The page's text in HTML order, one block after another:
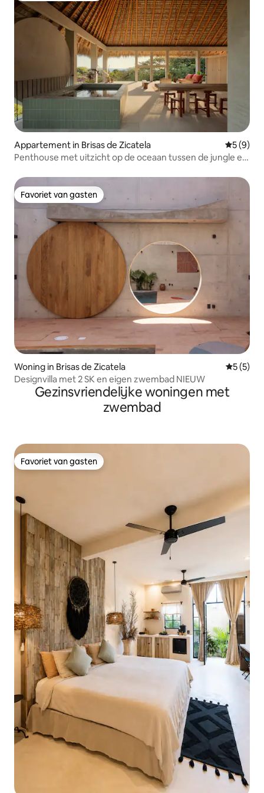
Appartement in Brisas de Zicatela
5 (9)
Penthouse met uitzicht op de oceaan tussen de jungle en
Favoriet van gasten
Favoriet van gasten
Woning in Brisas de Zicatela
5 (5)
Designvilla met 2 SK en eigen zwembad NIEUW
Gezinsvriendelijke woningen met
zwembad
Favoriet van gasten
Favoriet van gasten